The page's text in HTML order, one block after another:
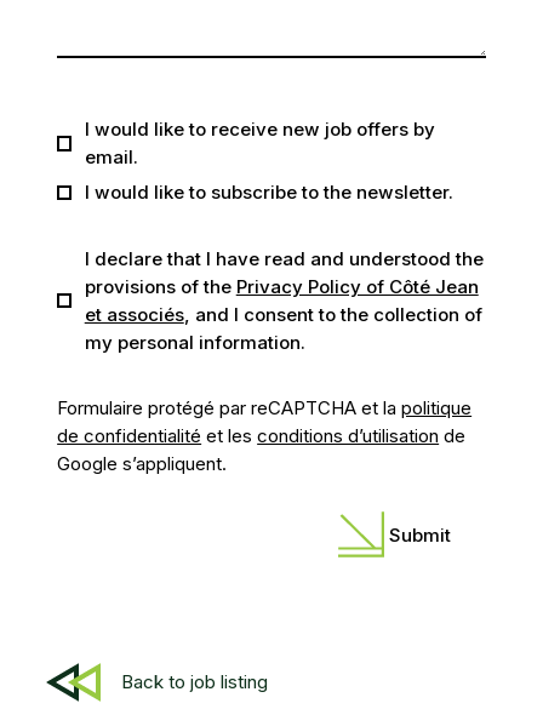
I would like to receive new job offers by
email.
I would like to subscribe to the newsletter.
I declare that I have read and understood the
provisions of the Privacy Policy of Côté Jean
et associés, and I consent to the collection of
my personal information.
Formulaire protégé par reCAPTCHA et lapolitique
de confidentialité et lesconditions d’utilisation de
Google s’appliquent.
Back to job listing